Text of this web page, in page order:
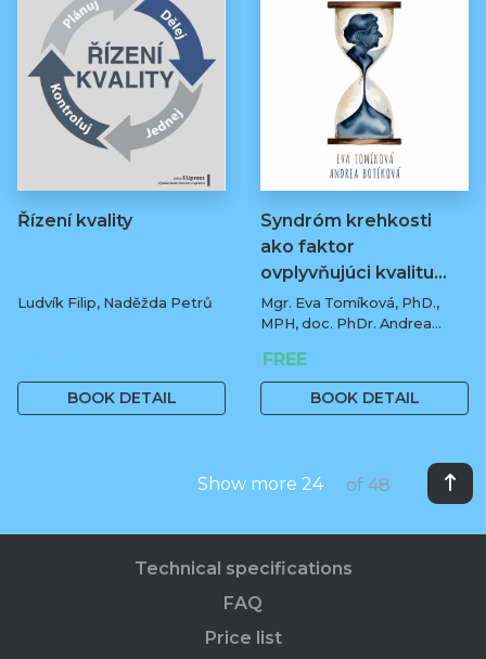
Řízení kvality
Ludvík Filip, Naděžda Petrů
BOOK DETAIL
Syndróm krehkosti
ako faktor
ovplyvňujúci kvalitu…
Mgr. Eva Tomíková, PhD.,
MPH, doc. PhDr. Andrea
prof.
FREE
BOOK DETAIL
Show more 24 of 48
Technical specifications
FAQ
Price list